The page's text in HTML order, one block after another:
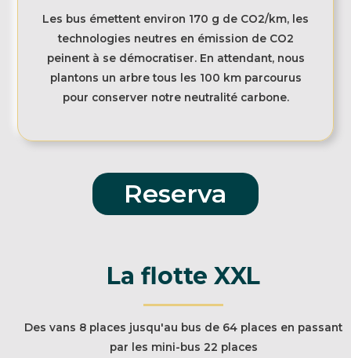
Les bus émettent environ 170 g de CO2/km, les
technologies neutres en émission de CO2
peinent à se démocratiser. En attendant, nous
plantons un arbre tous les 100 km parcourus
pour conserver notre neutralité carbone.
Reserva
La flotte XXL
Des vans 8 places jusqu'au bus de 64 places en passant
par les mini-bus 22 places